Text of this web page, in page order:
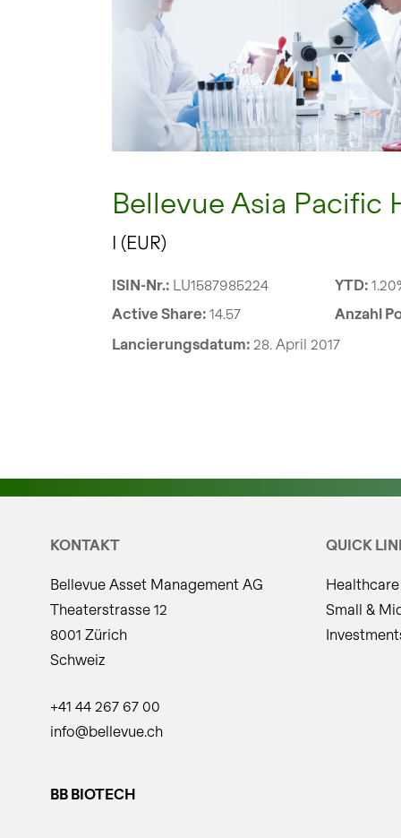
Bellevue Asia Pacific
I (EUR)
ISIN-Nr.: LU1587985224 YTD:
Active Share: 14.57 Anzahl
Lancierungsdatum: 28. April 2017
KONTAKT
Bellevue Asset Management AG
Theaterstrasse 12
8001 Zürich
Schweiz
+41 44 267 67 00
info@bellevue.ch
QUICK
Small &
BB BIOTECH